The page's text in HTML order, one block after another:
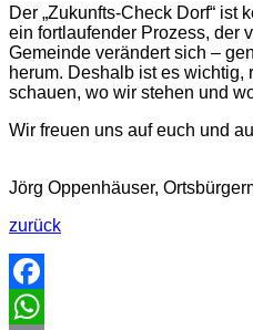
Der „Zukunfts-Check Dorf“ ist
ein fortlaufender Prozess, der
Gemeinde verändert sich –
herum. Deshalb ist es
schauen, wo wir stehen und
Wir freuen uns auf euch und
Jörg Oppenhäuser,
zurück
Facebook